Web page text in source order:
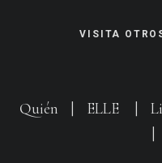
VISITA
Quién | ELLE |
|